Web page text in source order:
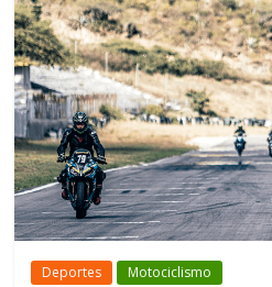
Deportes Motociclismo